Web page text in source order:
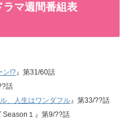
ラマ週間番組表
ン!?』第31/60話
話
、人生はワンダフル』第33/??話
Season１』第9/??話